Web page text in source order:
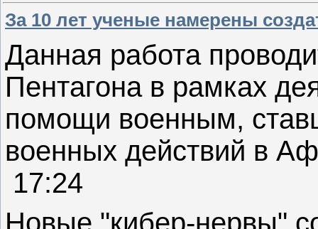
За 10 лет ученые намерены
Данная работа
Пентагона в рамках
помощи военным,
военных действий в
17:24
Новые "кибер-нервы"